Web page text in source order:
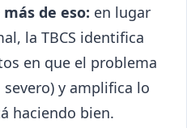
de eso: en lugar
la TBCS identifica
en que el problema
y amplifica lo
haciendo bien.